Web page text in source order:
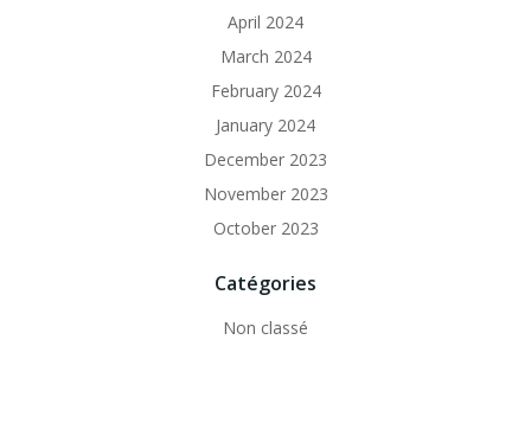
April 2024
March 2024
February 2024
January 2024
December 2023
November 2023
October 2023
Catégories
Non classé